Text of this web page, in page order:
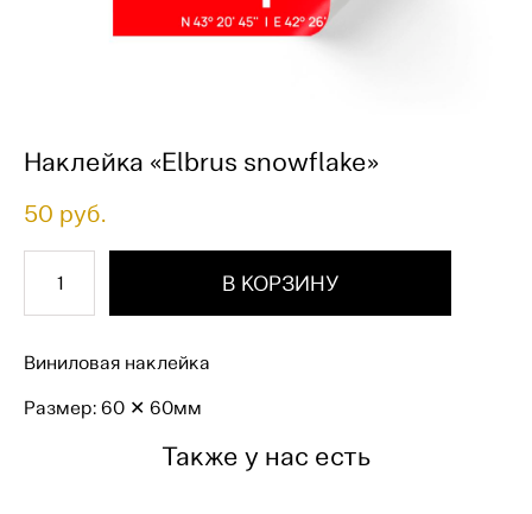
Наклейка «Elbrus snowflake»
50 pуб.
В КОРЗИНУ
Виниловая наклейка
Размер: 60 ✕ 60мм
Также у нас есть